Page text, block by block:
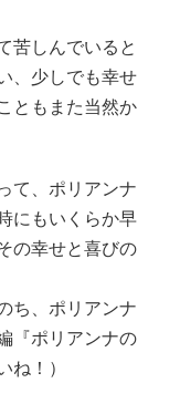
苦しんでいると
、少しでも幸せ
ともまた当然か
て、ポリアンナ
にもいくらか早
の幸せと喜びの
ち、ポリアンナ
『ポリアンナの
！）